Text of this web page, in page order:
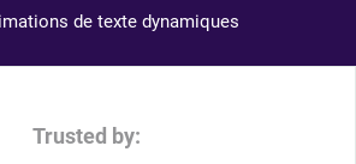
de texte dynamiques
Trusted by: